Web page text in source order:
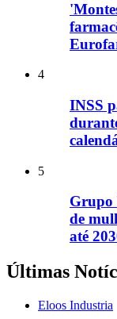
4
INSS
5
Grupo
de
até
Últimas
Eloos Industria